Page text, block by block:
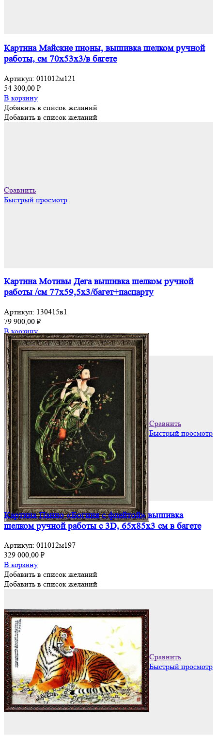
Картина Майские пионы, вышивка шелком ручной
работы, см 70х53х3/в багете
Артикул: 011012м121
54 300,00 ₽
В корзину
Добавить в список желаний
Добавить в список желаний
Сравнить
Быстрый просмотр
Картина Мотивы Дега вышивка шелком ручной
работы /см 77х59,5х3/багет+паспарту
Артикул: 130415в1
79 900,00 ₽
В корзину
Добавить в список желаний
Добавить в список желаний
Сравнить
Быстрый просмотр
Картина Панно «Богиня с флейтой» вышивка
шелком ручной работы с 3D, 65х85х3 см в багете
Артикул: 011012м197
329 000,00 ₽
В корзину
Добавить в список желаний
Добавить в список желаний
Сравнить
Быстрый просмотр